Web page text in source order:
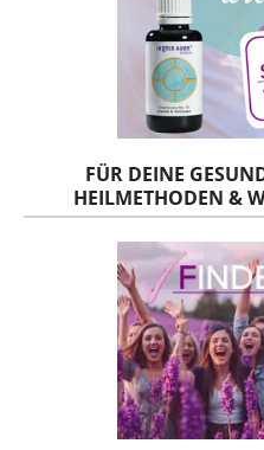
FÜR DEINE
HEILMETHODEN &